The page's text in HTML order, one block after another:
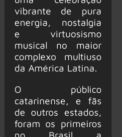
vibrante de pura
energia, nostalgia
e virtuosismo
musical no maior
complexo multiuso
da América Latina.
O público
catarinense, e fãs
de outros estados,
foram os primeiros
no Brasil a